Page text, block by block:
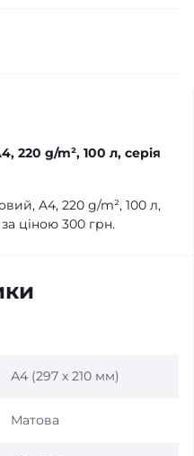
220 g/m², 100 л, серія
A4, 220 g/m², 100 л,
ціною 300 грн.
А4 (297 x 210 мм)
Матова